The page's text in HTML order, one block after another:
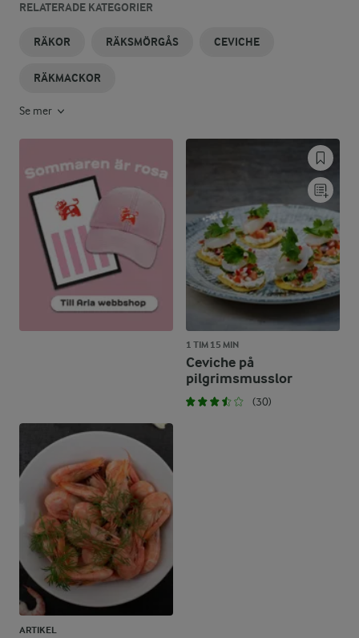
RELATERADE KATEGORIER
RÄKOR RÄKSMÖRGÅS CEVICHE
RÄKMACKOR
Se mer
1 TIM 15 MIN
Ceviche på
pilgrimsmusslor
(30)
ARTIKEL